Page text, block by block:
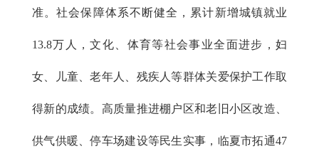
准。社会保障体系不断健全，累计新增城镇就业
13.8万人，文化、体育等社会事业全面进步，妇
女、儿童、老年人、残疾人等群体关爱保护工作取
得新的成绩。高质量推进棚户区和老旧小区改造、
供气供暖、停车场建设等民生实事，临夏市拓通47